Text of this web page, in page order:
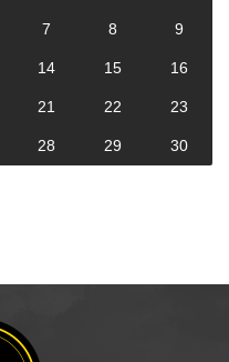
7 8 9
14 15 16
21 22 23
28 29 30